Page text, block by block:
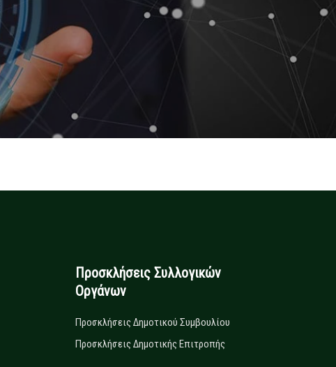
Προσκλήσεις Συλλογικών
Οργάνων
Προσκλήσεις Δημοτικού Συμβουλίου
Προσκλήσεις Δημοτικής Επιτροπής